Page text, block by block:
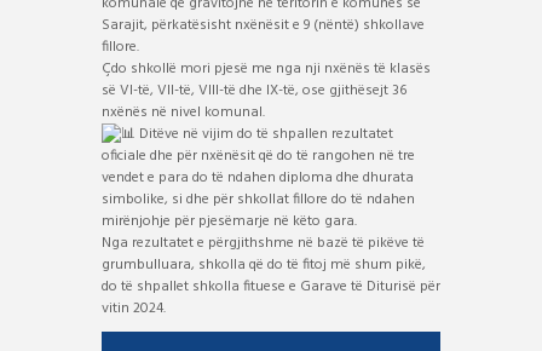
Sarajit, përkatësisht nxënësit e 9 (nëntë) shkollave
fillore.
Çdo shkollë mori pjesë me nga nji nxënës të klasës
së VI-të, VII-të, VIII-të dhe IX-të, ose gjithësejt 36
nxënës në nivel komunal.
Ditëve në vijim do të shpallen rezultatet
oficiale dhe për nxënësit që do të rangohen në tre
vendet e para do të ndahen diploma dhe dhurata
simbolike, si dhe për shkollat fillore do të ndahen
mirënjohje për pjesëmarje në këto gara.
Nga rezultatet e përgjithshme në bazë të pikëve të
grumbulluara, shkolla që do të fitoj më shum pikë,
do të shpallet shkolla fituese e Garave të Diturisë për
vitin 2024.